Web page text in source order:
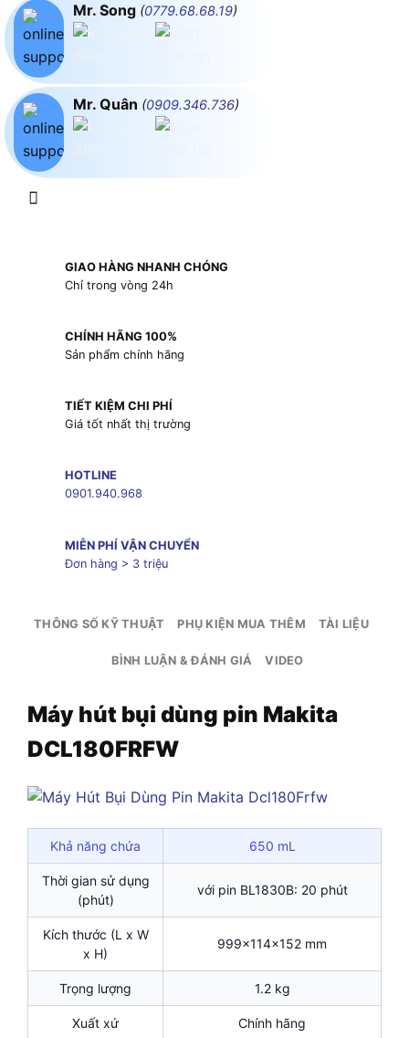
Mr. Song (0779.68.68.19)
Mr. Quân (0909.346.736)
GIAO HÀNG NHANH CHÓNG
Chỉ trong vòng 24h
CHÍNH HÃNG 100%
Sản phẩm chính hãng
TIẾT KIỆM CHI PHÍ
Giá tốt nhất thị trường
HOTLINE
0901.940.968
MIỄN PHÍ VẬN CHUYỂN
Đơn hàng > 3 triệu
THÔNG SỐ KỸ THUẬT PHỤ KIỆN MUA THÊM TÀI LIỆU
BÌNH LUẬN & ĐÁNH GIÁ VIDEO
Máy hút bụi dùng pin Makita
DCL180FRFW
Khả năng chứa 650 mL
Thời gian sử dụng
(phút)
với pin BL1830B: 20 phút
Kích thước (L x W
x H)
999x114x152 mm
Trọng lượng 1.2 kg
Xuất xứ Chính hãng